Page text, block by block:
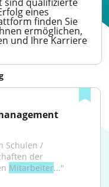
eines
finden Sie
ermöglichen,
und Ihre Karriere
Schulen /
der
Mitarbeiter..."